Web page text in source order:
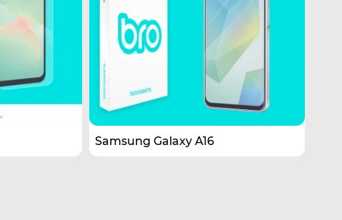
Samsung Galaxy A16